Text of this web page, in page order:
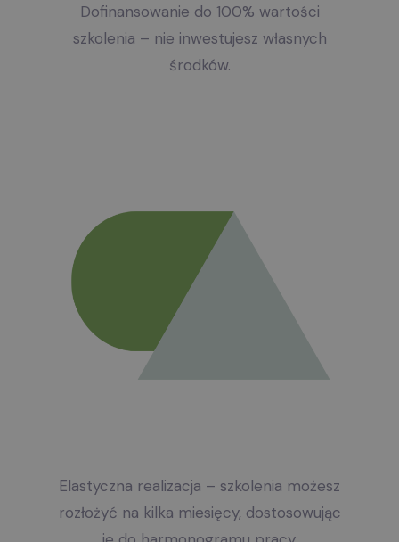
Dofinansowanie do 100% wartości
szkolenia – nie inwestujesz własnych
środków.
Elastyczna realizacja – szkolenia możesz
rozłożyć na kilka miesięcy, dostosowując